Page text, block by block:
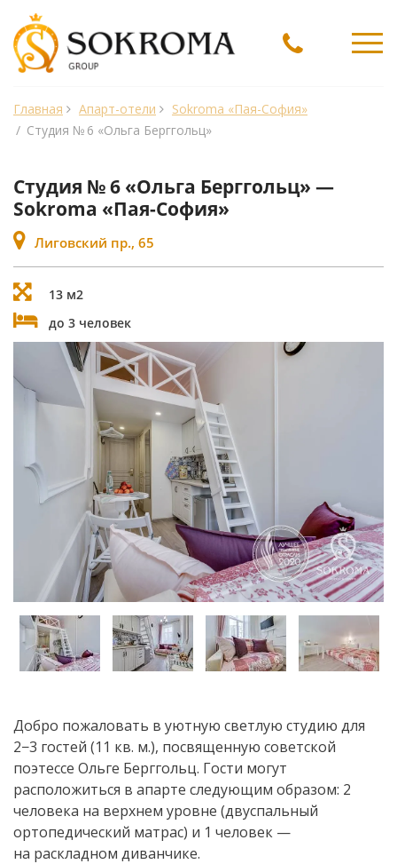
Главная Апарт-отели
Sokroma «Пая-София»
/ Студия № 6 «Ольга Берггольц»
Студия № 6 «Ольга Берггольц» —
Sokroma «Пая-София»
Лиговский пр., 65
13 м2
до 3 человек
Добро пожаловать в уютную светлую студию для
2−3 гостей (11 кв. м.), посвященную советской
поэтессе Ольге Берггольц. Гости могут
расположиться в апарте следующим образом: 2
человека на верхнем уровне (двуспальный
ортопедический матрас) и 1 человек —
на раскладном диванчике.